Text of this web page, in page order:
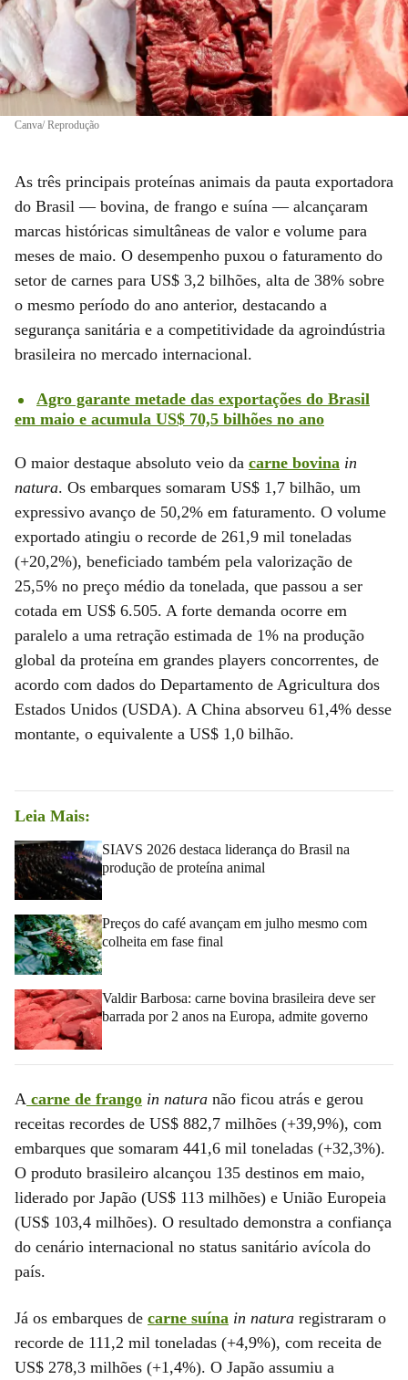
Canva/ Reprodução
As três principais proteínas animais da pauta exportadora
do Brasil — bovina, de frango e suína — alcançaram
marcas históricas simultâneas de valor e volume para
meses de maio. O desempenho puxou o faturamento do
setor de carnes para US$ 3,2 bilhões, alta de 38% sobre
o mesmo período do ano anterior, destacando a
segurança sanitária e a competitividade da agroindústria
brasileira no mercado internacional.
Agro garante metade das exportações do Brasil
em maio e acumula US$ 70,5 bilhões no ano
O maior destaque absoluto veio da carne bovina in
natura. Os embarques somaram US$ 1,7 bilhão, um
expressivo avanço de 50,2% em faturamento. O volume
exportado atingiu o recorde de 261,9 mil toneladas
(+20,2%), beneficiado também pela valorização de
25,5% no preço médio da tonelada, que passou a ser
cotada em US$ 6.505. A forte demanda ocorre em
paralelo a uma retração estimada de 1% na produção
global da proteína em grandes players concorrentes, de
acordo com dados do Departamento de Agricultura dos
Estados Unidos (USDA). A China absorveu 61,4% desse
montante, o equivalente a US$ 1,0 bilhão.
Leia Mais:
SIAVS 2026 destaca liderança do Brasil na
produção de proteína animal
Preços do café avançam em julho mesmo com
colheita em fase final
Valdir Barbosa: carne bovina brasileira deve ser
barrada por 2 anos na Europa, admite governo
A carne de frango in natura não ficou atrás e gerou
receitas recordes de US$ 882,7 milhões (+39,9%), com
embarques que somaram 441,6 mil toneladas (+32,3%).
O produto brasileiro alcançou 135 destinos em maio,
liderado por Japão (US$ 113 milhões) e União Europeia
(US$ 103,4 milhões). O resultado demonstra a confiança
do cenário internacional no status sanitário avícola do
país.
Já os embarques de carne suína in natura registraram o
recorde de 111,2 mil toneladas (+4,9%), com receita de
US$ 278,3 milhões (+1,4%). O Japão assumiu a